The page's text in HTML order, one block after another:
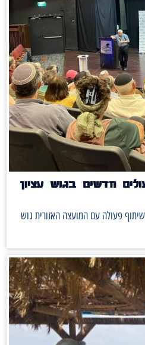
חדשים בגוש עציון
פעולה עם המועצה האזורית גוש